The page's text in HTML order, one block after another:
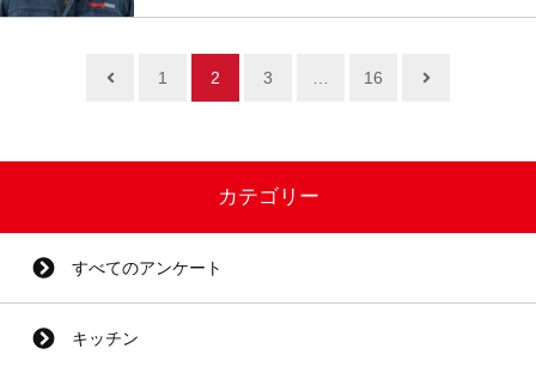
1 2 3 16
カテゴリー
すべてのアンケート
キッチン